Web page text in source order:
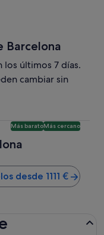
Barcelona
los últimos 7 días.
cambiar sin
Más baratoMás cercano
desde 1111 €